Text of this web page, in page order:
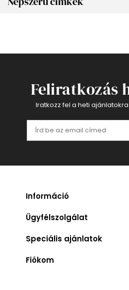
Feliratkozás
Iratkozz fel a heti
Információ
Ügyfélszolgálat
Speciális ajánlatok
Fiókom